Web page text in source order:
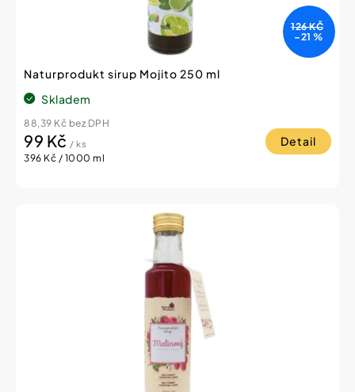
126 KČ
–21 %
Naturprodukt sirup Mojito 250 ml
Skladem
88,39 Kč bez DPH
99 Kč / ks
Měrná
396 Kč / 1000 ml
Detail